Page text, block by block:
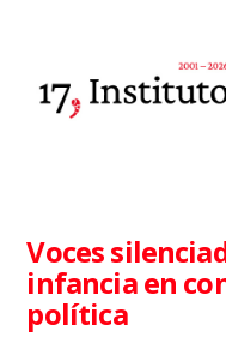
Voces
infancia en
política